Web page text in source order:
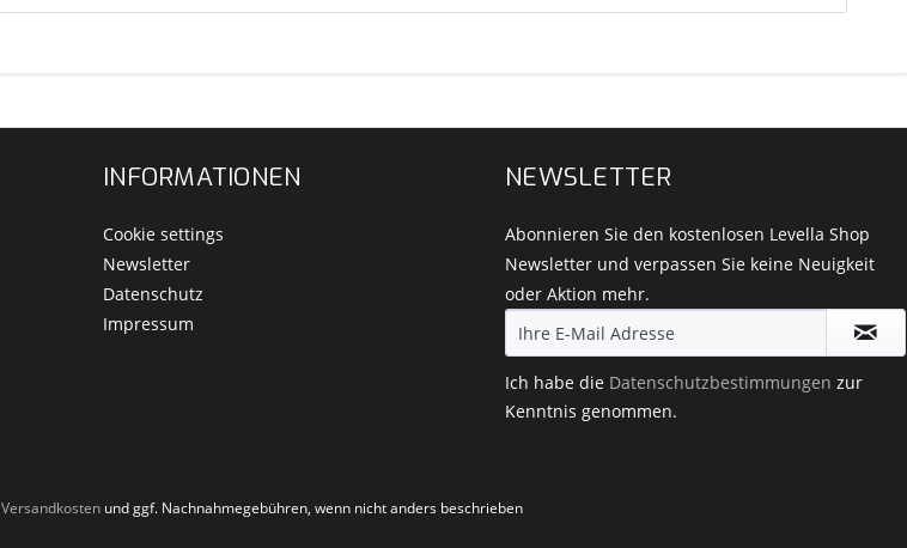
INFORMATIONEN
Cookie settings
Newsletter
Datenschutz
Impressum
NEWSLETTER
Abonnieren Sie den kostenlosen Levella Shop
Newsletter und verpassen Sie keine Neuigkeit
oder Aktion mehr.
Ich habe die Datenschutzbestimmungen zur
Kenntnis genommen.
Versandkostenund ggf. Nachnahmegebühren, wenn nicht anders beschrieben